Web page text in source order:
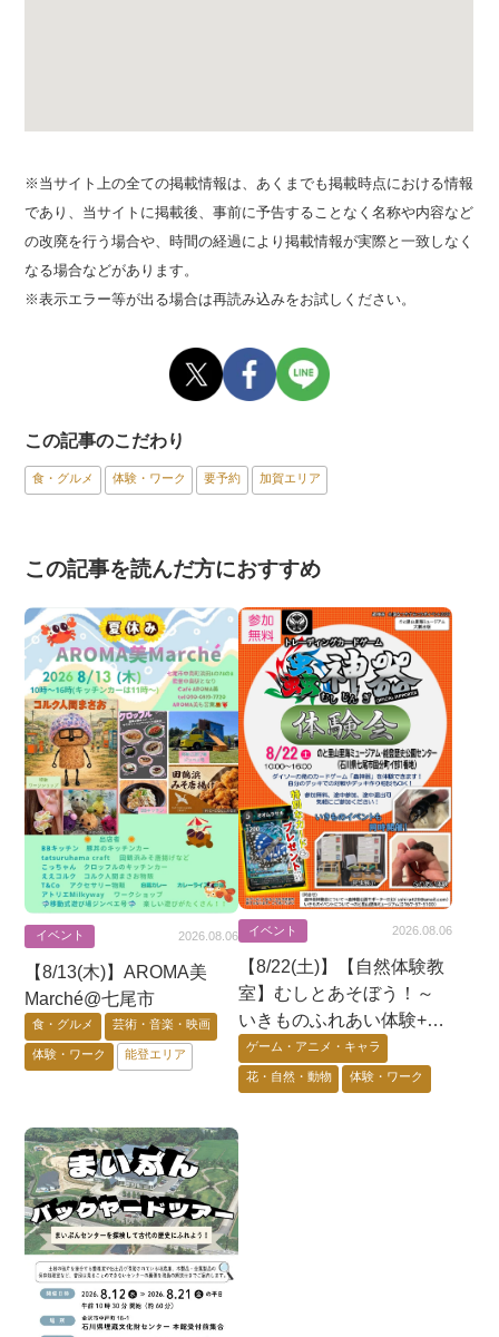
※当サイト上の全ての掲載情報は、あくまでも掲載時点における情報
であり、当サイトに掲載後、事前に予告することなく名称や内容など
の改廃を行う場合や、時間の経過により掲載情報が実際と一致しなく
なる場合などがあります。
※表示エラー等が出る場合は再読み込みをお試しください。
この記事のこだわり
食・グルメ 体験・ワーク 要予約 加賀エリア
この記事を読んだ方におすすめ
イベント 2026.08.06
【8/13(木)】AROMA美
Marché@七尾市
食・グルメ 芸術・音楽・映画
体験・ワーク 能登エリア
イベント 2026.08.06
【8/22(土)】【自然体験教
室】むしとあそぼう！～
いきものふれあい体験+昆
虫展示+蟲神器体験会〜@
七尾市
ゲーム・アニメ・キャラ
花・自然・動物 体験・ワーク